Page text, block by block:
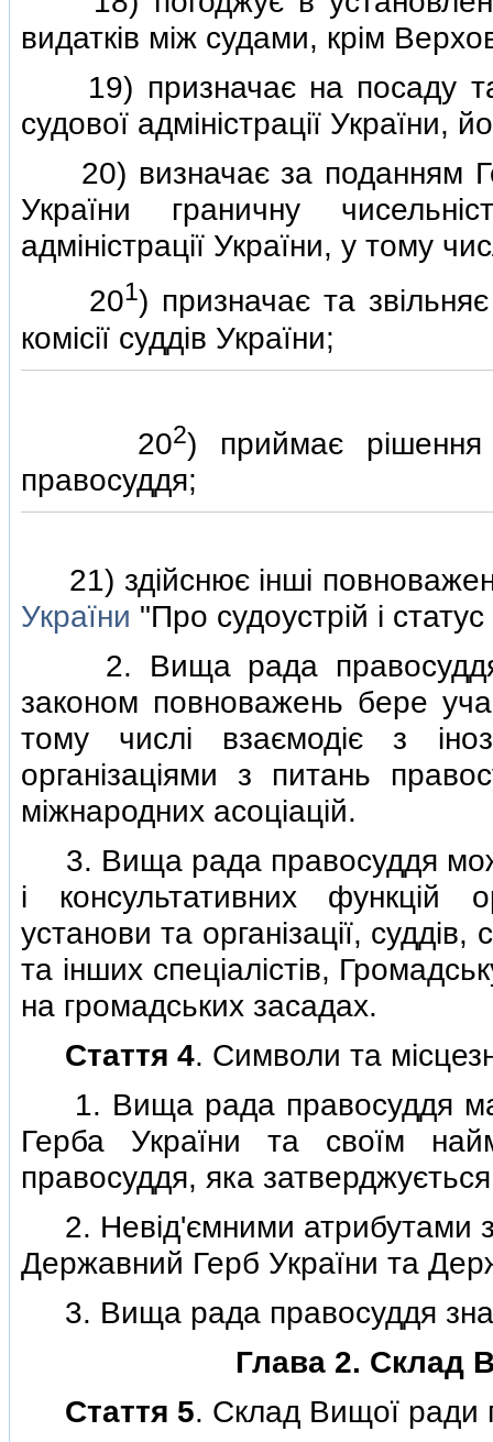
видаткiв мiж судами, крiм
19) призначає на посаду та
судової адмiнiстрацiї України,
20) визначає за поданням
України граничну
адмiнiстрацiї України, у тому
201) призначає та
комiсiї суддiв України;
202) приймає
правосуддя;
21) здiйснює iншi
України "Про судоустрiй i
2. Вища рада правосуддя
законом повноважень бере
тому числi взаємодiє з
органiзацiями з питань
мiжнародних асоцiацiй.
3. Вища рада правосуддя
i консультативних функцiй
установи та органiзацiї, суддiв,
та iнших спецiалiстiв,
на громадських засадах.
Стаття 4. Символи та
1. Вища рада правосуддя
Герба України та своїм
правосуддя, яка
2. Невiд'ємними атрибутами
Державний Герб України та
3. Вища рада правосуддя
Глава 2. Склад
Стаття 5. Склад Вищої ради